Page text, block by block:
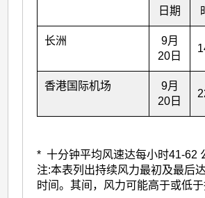
日期
长洲
9月
20日
香港国际机场
9月
20日
* 十分钟平均风速达每小时41-62
注:本表列出持续风力最初及最后
时间。其间，风力可能高于或低于